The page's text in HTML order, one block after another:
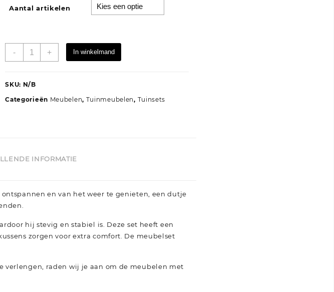
Aantal artikelen
-
met
massief
+ In winkelmand
SKU: N/B
Categorieën Meubelen, Tuinmeubelen, Tuinsets
INFORMATIE
en van het weer te genieten, een dutje
hij stevig en stabiel is. Deze set heeft een
zorgen voor extra comfort. De meubelset
raden wij je aan om de meubelen met